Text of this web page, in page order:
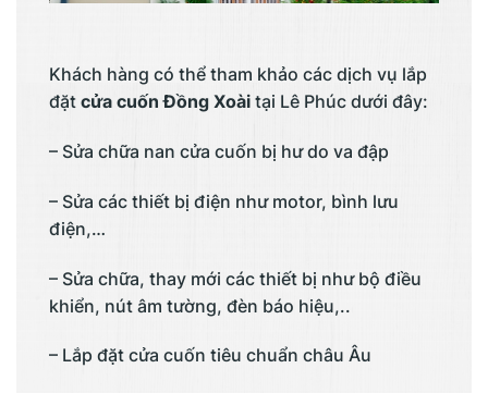
Khách hàng có thể tham khảo các dịch vụ lắp
đặt cửa cuốn Đồng Xoài tại Lê Phúc dưới đây:
– Sửa chữa nan cửa cuốn bị hư do va đập
– Sửa các thiết bị điện như motor, bình lưu
điện,…
– Sửa chữa, thay mới các thiết bị như bộ điều
khiển, nút âm tường, đèn báo hiệu,..
– Lắp đặt cửa cuốn tiêu chuẩn châu Âu